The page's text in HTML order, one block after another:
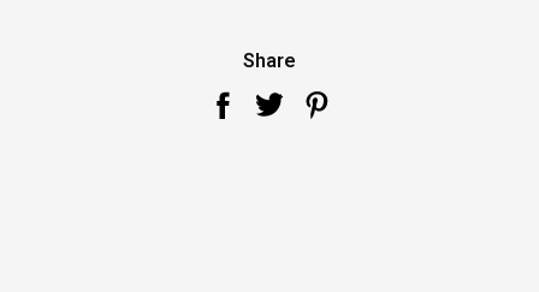
Share